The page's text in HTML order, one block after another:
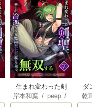
生まれ変わった剣
聖、剣士が冷遇さ
岸本和葉/ peep/
ダ
込
乾